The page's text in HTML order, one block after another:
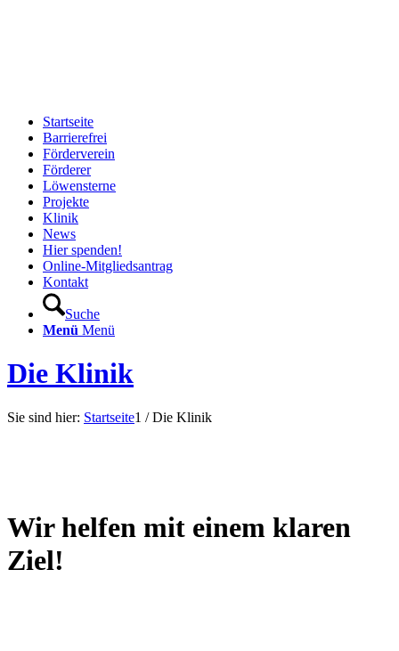
Startseite
Barrierefrei
Förderverein
Förderer
Löwensterne
Projekte
Klinik
News
Hier spenden!
Online-Mitgliedsantrag
Kontakt
Suche
Menü Menü
Die Klinik
Sie sind hier: Startseite1 / Die Klinik
Wir helfen mit einem klaren
Ziel!